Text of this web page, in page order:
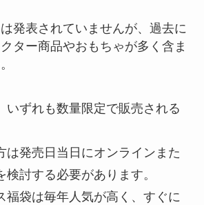
発表されていませんが、過去に
ター商品やおもちゃが多く含ま
いずれも数量限定で販売される
は発売日当日にオンラインまた
検討する必要があります。
福袋は毎年人気が高く、すぐに